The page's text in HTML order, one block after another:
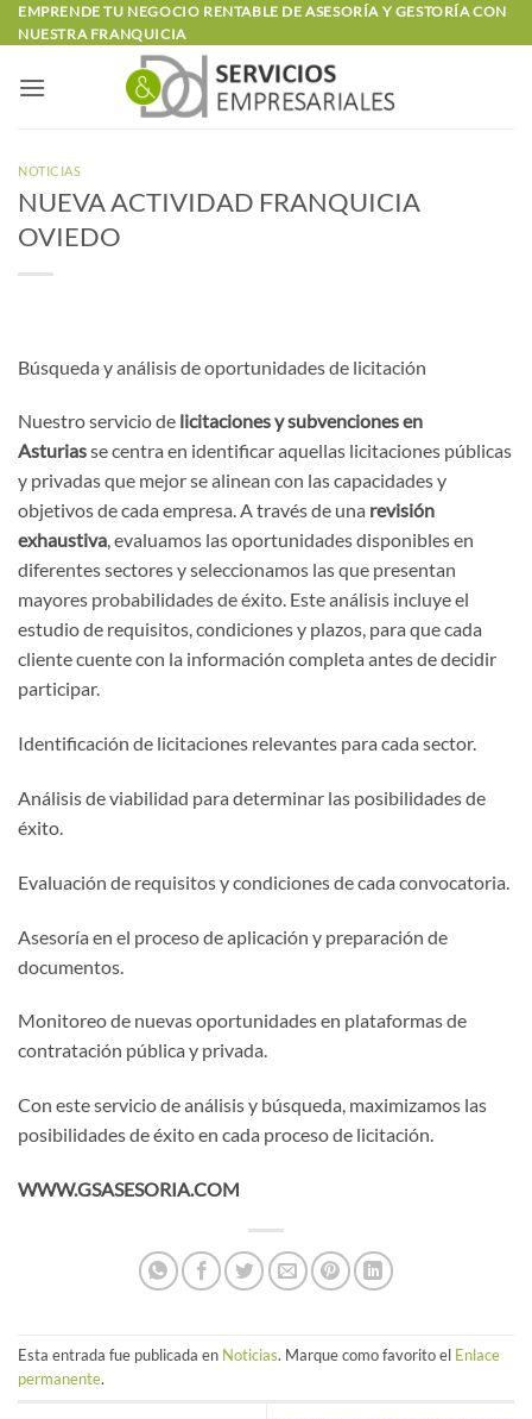
Saltar
al
EMPRENDE TU NEGOCIO RENTABLE DE ASESORÍA Y GESTORÍA CON
NUESTRA FRANQUICIA
NOTICIAS
NUEVA ACTIVIDAD FRANQUICIA
OVIEDO
Búsqueda y análisis de oportunidades de licitación
Nuestro servicio de licitaciones y subvenciones en
Asturiasse centra en identificar aquellas licitaciones públicas
y privadas que mejor se alinean con las capacidades y
objetivos de cada empresa. A través de una revisión
exhaustiva, evaluamos las oportunidades disponibles en
diferentes sectores y seleccionamos las que presentan
mayores probabilidades de éxito. Este análisis incluye el
estudio de requisitos, condiciones y plazos, para que cada
cliente cuente con la información completa antes de decidir
participar.
Identificación de licitaciones relevantes para cada sector.
Análisis de viabilidad para determinar las posibilidades de
éxito.
Evaluación de requisitos y condiciones de cada convocatoria.
Asesoría en el proceso de aplicación y preparación de
documentos.
Monitoreo de nuevas oportunidades en plataformas de
contratación pública y privada.
Con este servicio de análisis y búsqueda, maximizamos las
posibilidades de éxito en cada proceso de licitación.
WWW.GSASESORIA.COM
Esta entrada fue publicada en Noticias. Marque como favorito el Enlace
permanente.